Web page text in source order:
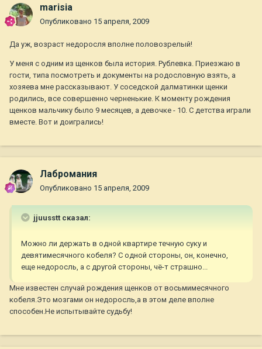
marisia
Опубликовано 15 апреля, 2009
Да уж, возраст недоросля вполне половозрелый!
У меня с одним из щенков была история. Рублевка. Приезжаю в
гости, типа посмотреть и документы на родословную взять, а
хозяева мне рассказывают. У соседской далматинки щенки
родились, все совершенно черненькие. К моменту рождения
щенков мальчику было 9 месяцев, а девочке - 10. С детства играли
вместе. Вот и доигрались!
Лабромания
Опубликовано 15 апреля, 2009
jjuusstt сказал:
Можно ли держать в одной квартире течную суку и
девятимесячного кобеля? С одной стороны, он, конечно,
еще недоросль, а с другой стороны, чё-т страшно...
Мне известен случай рождения щенков от восьмимесячного
кобеля.Это мозгами он недоросль,а в этом деле вполне
способен.Не испытывайте судьбу!